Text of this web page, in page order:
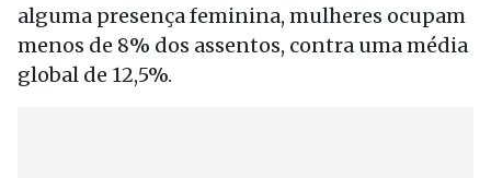
alguma presença feminina, mulheres ocupam
menos de 8% dos assentos, contra uma média
global de 12,5%.